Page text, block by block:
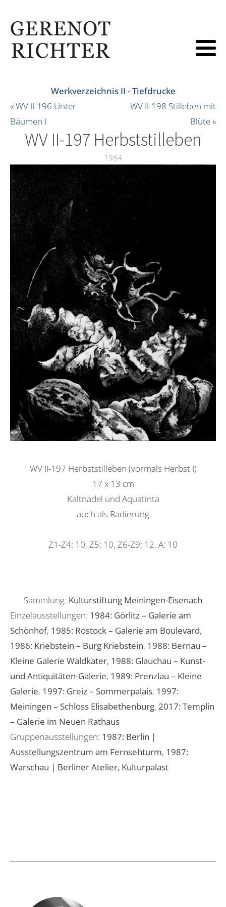
Werkverzeichnis II - Tiefdrucke
«WV II-196 Unter
Bäumen I
WV II-198 Stilleben mit
Blüte»
WV II-197 Herbststilleben
1984
WV II-197 Herbststilleben (vormals Herbst I)
17 x 13 cm
Kaltnadel und Aquatinta
auch als Radierung
Z1-Z4: 10, Z5: 10, Z6-Z9: 12, A: 10
Sammlung: Kulturstiftung Meiningen-Eisenach
Einzelausstellungen: 1984: Görlitz – Galerie am
Schönhof, 1985: Rostock – Galerie am Boulevard,
1986: Kriebstein – Burg Kriebstein, 1988: Bernau –
Kleine Galerie Waldkater, 1988: Glauchau – Kunst-
und Antiquitäten-Galerie, 1989: Prenzlau – Kleine
Galerie, 1997: Greiz – Sommerpalais, 1997:
Meiningen – Schloss Elisabethenburg, 2017: Templin
– Galerie im Neuen Rathaus
Gruppenausstellungen: 1987: Berlin |
Ausstellungszentrum am Fernsehturm, 1987:
Warschau | Berliner Atelier, Kulturpalast